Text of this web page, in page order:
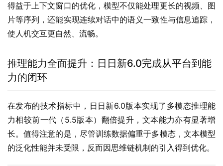
得益于上下文窗口的优化，模型不仅能处理更长的视频、图
片等序列，还能实现连续对话中的语义一致性与信息追踪，
使人机交互更自然、流畅。
推理能力全面提升：日日新6.0完成从平台到能
力的闭环
在发布的技术指标中，日日新6.0版本实现了多模态推理能
力相较前一代（5.5版本）翻倍提升，文本能力亦有显著增
长。值得注意的是，尽管训练数据偏重于多模态，文本模型
的泛化性能并未受限，反而因思维链机制的引入得到优化。